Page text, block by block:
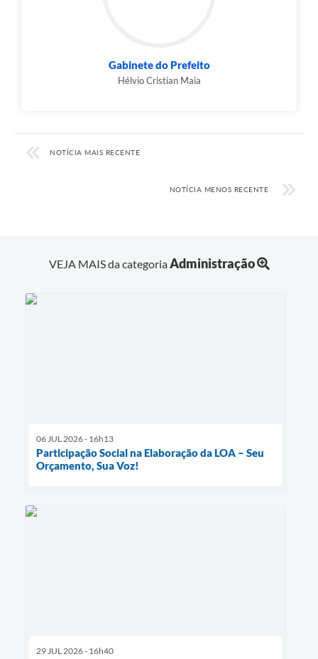
Gabinete do Prefeito
Hélvio Cristian Maia
NOTÍCIA MAIS RECENTE
NOTÍCIA MENOS RECENTE
VEJA MAIS da categoriaAdministração
06 JUL 2026 - 16h13
Participação Social na Elaboração da LOA – Seu
Orçamento, Sua Voz!
29 JUL 2026 - 16h40